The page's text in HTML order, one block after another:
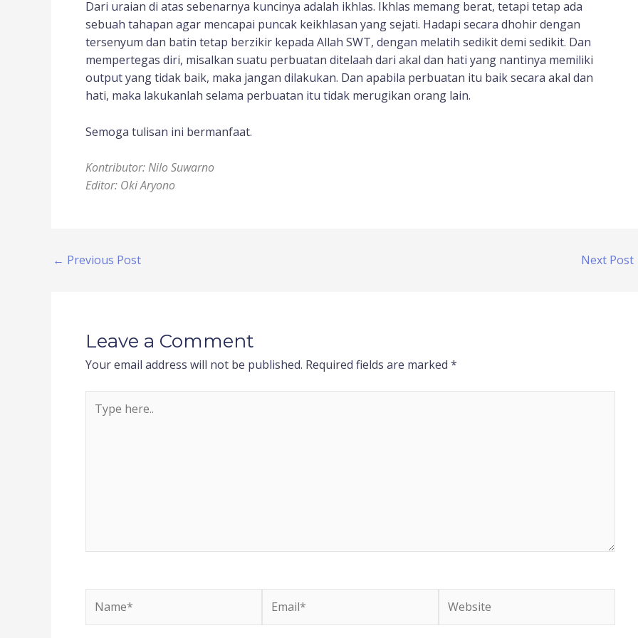
Dari uraian di atas sebenarnya kuncinya adalah ikhlas. Ikhlas memang berat, tetapi tetap ada
sebuah tahapan agar mencapai puncak keikhlasan yang sejati. Hadapi secara dhohir dengan
tersenyum dan batin tetap berzikir kepada Allah SWT, dengan melatih sedikit demi sedikit. Dan
mempertegas diri, misalkan suatu perbuatan ditelaah dari akal dan hati yang nantinya memiliki
output yang tidak baik, maka jangan dilakukan. Dan apabila perbuatan itu baik secara akal dan
hati, maka lakukanlah selama perbuatan itu tidak merugikan orang lain.
Semoga tulisan ini bermanfaat.
Kontributor: Nilo Suwarno
Editor: Oki Aryono
← Previous Post Next Post
Leave a Comment
Your email address will not be published. Required fields are marked *
here..